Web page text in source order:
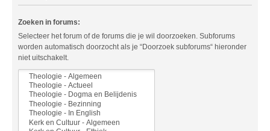
Zoeken in forums:
Selecteer het forum of de forums die je wil doorzoeken. Subforums
worden automatisch doorzocht als je “Doorzoek subforums“ hieronder
niet uitschakelt.